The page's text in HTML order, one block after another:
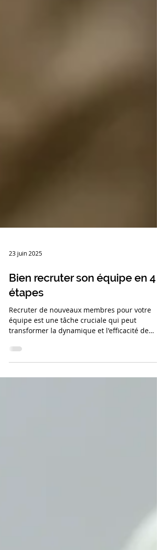
23 juin 2025
Bien recruter son équipe en 4
étapes
Recruter de nouveaux membres pour votre
transformer la dynamique et l'efficacité de
votre organisation.